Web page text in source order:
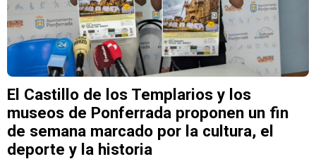
El Castillo de los Templarios y los
museos de Ponferrada proponen un fin
de semana marcado por la cultura, el
deporte y la historia